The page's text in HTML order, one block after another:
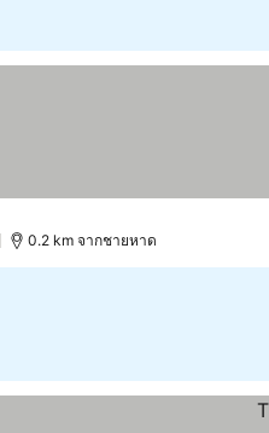
0.2 km จากชายหาด